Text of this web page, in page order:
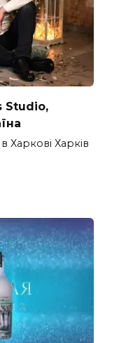
Studio,
Харкові Харків